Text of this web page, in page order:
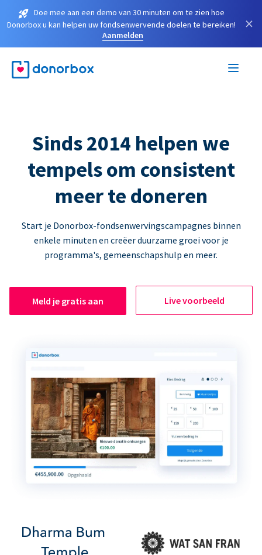
Doe mee aan een demo van 30 minuten om te zien hoe
Donorbox u kan helpen uw fondsenwervende doelen te bereiken!
Aanmelden
×
Sinds 2014 helpen we
tempels om consistent
meer te doneren
Start je Donorbox-fondsenwervingscampagnes binnen
enkele minuten en creëer duurzame groei voor je
programma's, gemeenschapshulp en meer.
Meld je gratis aan Live voorbeeld